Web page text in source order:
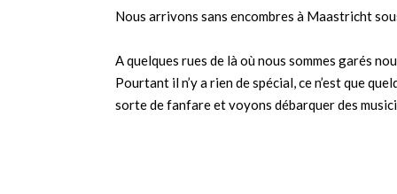
Nous arrivons sans encombres à Maastricht
A quelques rues de là où nous sommes garés
Pourtant il n’y a rien de spécial, ce n’est que
sorte de fanfare et voyons débarquer des